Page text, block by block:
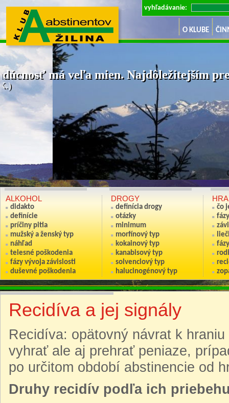
vyhľadávanie:
má veľa mien. Najdôležitejším
Ak nie si
(Anton
O KLUBE
ALKOHOL
didakto
definície
príčiny pitia
mužský a ženský typ
náhľad
telesné poškodenia
fázy vývoja závislosti
duševné poškodenia
DROGY
definícia drogy
otázky
minimum
morfínový typ
kokainový typ
kanabisový typ
solvenciový typ
halucinogénový typ
HRA
čo
Recidíva a jej signály
Recidíva: opätovný návrat k
vyhrať ale aj prehrať peniaze,
po určitom období abstinencie od
Druhy recidív podľa ich